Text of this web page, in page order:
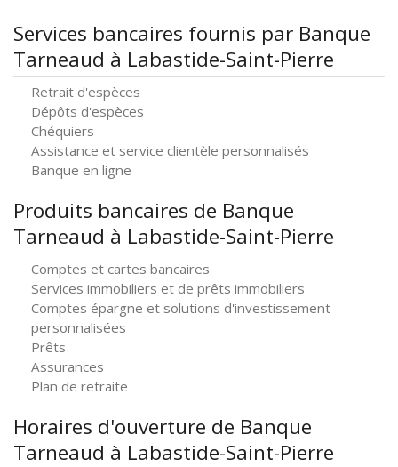
Services bancaires fournis par Banque
Tarneaud à Labastide-Saint-Pierre
Retrait d'espèces
Dépôts d'espèces
Chéquiers
Assistance et service clientèle personnalisés
Banque en ligne
Produits bancaires de Banque
Tarneaud à Labastide-Saint-Pierre
Comptes et cartes bancaires
Services immobiliers et de prêts immobiliers
Comptes épargne et solutions d'investissement
personnalisées
Prêts
Assurances
Plan de retraite
Horaires d'ouverture de Banque
Tarneaud à Labastide-Saint-Pierre